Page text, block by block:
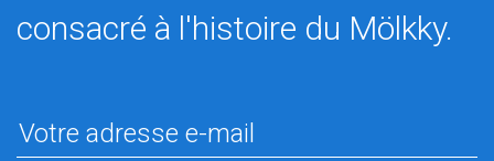
consacré à l'histoire du Mölkky.